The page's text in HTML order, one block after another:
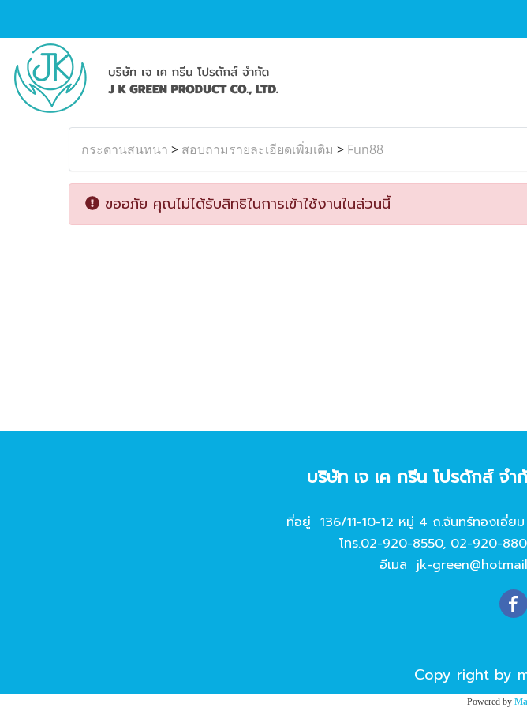
กระดานสนทนา > สอบถามรายละเอียดเพิ่มเติม > Fun88
ขออภัย คุณไม่ได้รับสิทธิในการเข้าใช้งานในส่วนนี้
บริษัท เจ เค กรีน โปรดักส์ จํ
ที่อยู่ 136/11-10-12 หมู่ 4 ถ.จันทร์ทองเอี่ย
โทร.02-920-8550, 02-920-
อีเมล jk-
Copy right by
Powered by